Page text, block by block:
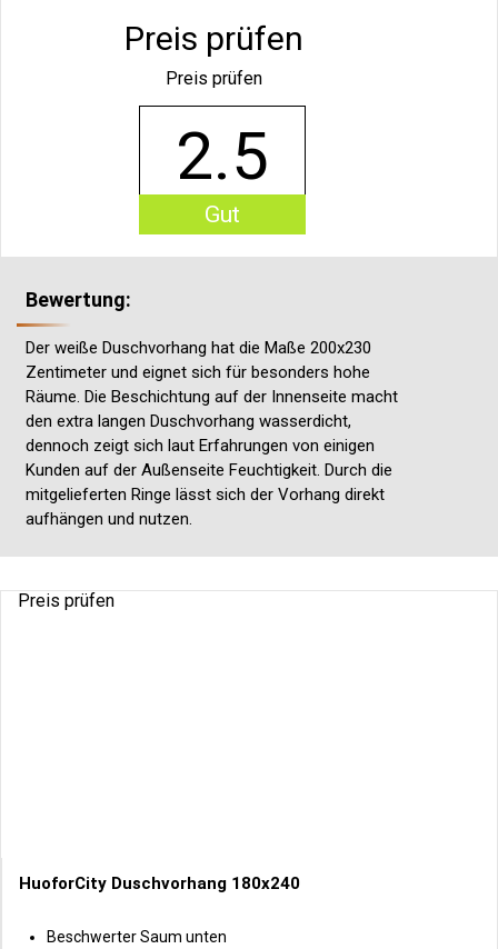
Preis prüfen
Preis prüfen
2.5
Gut
Bewertung:
Der weiße Duschvorhang hat die Maße 200x230
Zentimeter und eignet sich für besonders hohe
Räume. Die Beschichtung auf der Innenseite macht
den extra langen Duschvorhang wasserdicht,
dennoch zeigt sich laut Erfahrungen von einigen
Kunden auf der Außenseite Feuchtigkeit. Durch die
mitgelieferten Ringe lässt sich der Vorhang direkt
aufhängen und nutzen.
Preis prüfen
HuoforCity Duschvorhang 180x240
Beschwerter Saum unten